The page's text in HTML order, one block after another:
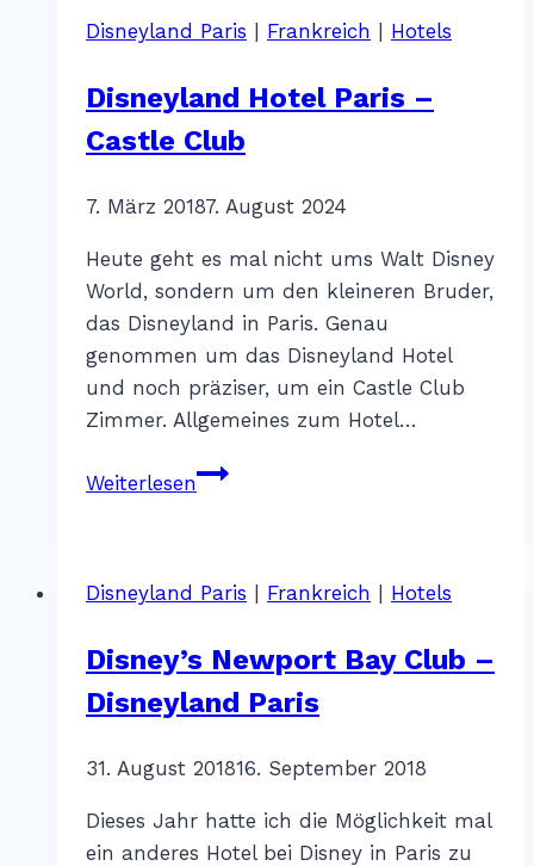
Disneyland Paris | Frankreich | Hotels
Disneyland Hotel Paris –
Castle Club
VonKatharina
7. März 20187. August 2024
Heute geht es mal nicht ums Walt Disney
World, sondern um den kleineren Bruder,
das Disneyland in Paris. Genau
genommen um das Disneyland Hotel
und noch präziser, um ein Castle Club
Zimmer. Allgemeines zum Hotel…
WeiterlesenDisneyland
Castle
Disneyland Paris | Frankreich | Hotels
Disney’s Newport Bay Club –
Disneyland Paris
VonKatharina
31. August 201816. September 2018
Dieses Jahr hatte ich die Möglichkeit mal
ein anderes Hotel bei Disney in Paris zu